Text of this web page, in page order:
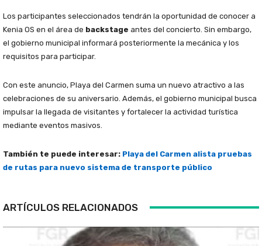
Los participantes seleccionados tendrán la oportunidad de conocer a
Kenia OS en el área de backstage antes del concierto. Sin embargo,
el gobierno municipal informará posteriormente la mecánica y los
requisitos para participar.
Con este anuncio, Playa del Carmen suma un nuevo atractivo a las
celebraciones de su aniversario. Además, el gobierno municipal busca
impulsar la llegada de visitantes y fortalecer la actividad turística
mediante eventos masivos.
También te puede interesar: Playa del Carmen alista pruebas
de rutas para nuevo sistema de transporte público
ARTÍCULOS RELACIONADOS